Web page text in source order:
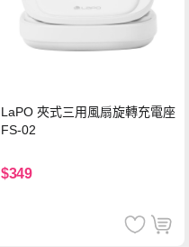
LaPO 夾式三用風扇旋轉充電座
FS-02
$349